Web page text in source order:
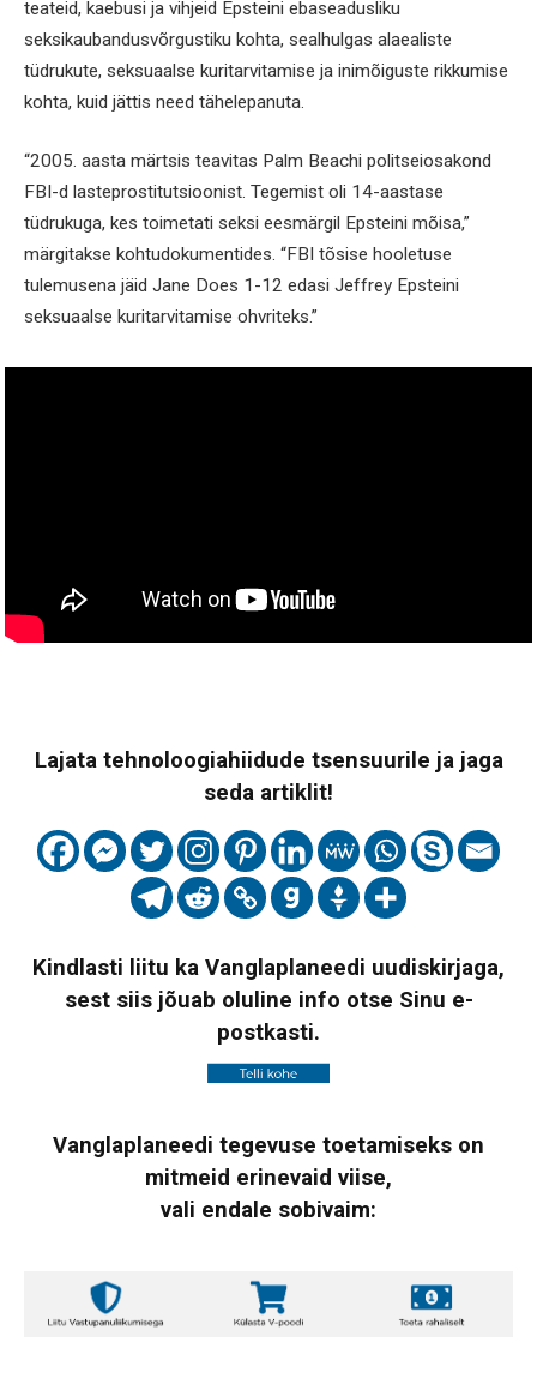
teateid, kaebusi ja vihjeid Epsteini ebaseadusliku
seksikaubandusvõrgustiku kohta, sealhulgas alaealiste
tüdrukute, seksuaalse kuritarvitamise ja inimõiguste rikkumise
kohta, kuid jättis need tähelepanuta.
“2005. aasta märtsis teavitas Palm Beachi politseiosakond
FBI-d lasteprostitutsioonist. Tegemist oli 14-aastase
tüdrukuga, kes toimetati seksi eesmärgil Epsteini mõisa,”
märgitakse kohtudokumentides. “FBI tõsise hooletuse
tulemusena jäid Jane Does 1-12 edasi Jeffrey Epsteini
seksuaalse kuritarvitamise ohvriteks.”
Lajata tehnoloogiahiidude tsensuurile ja jaga
seda artiklit!
Kindlasti liitu ka Vanglaplaneedi uudiskirjaga,
sest siis jõuab oluline info otse Sinu e-
postkasti.
Vanglaplaneedi tegevuse toetamiseks on
mitmeid erinevaid viise,
vali endale sobivaim: